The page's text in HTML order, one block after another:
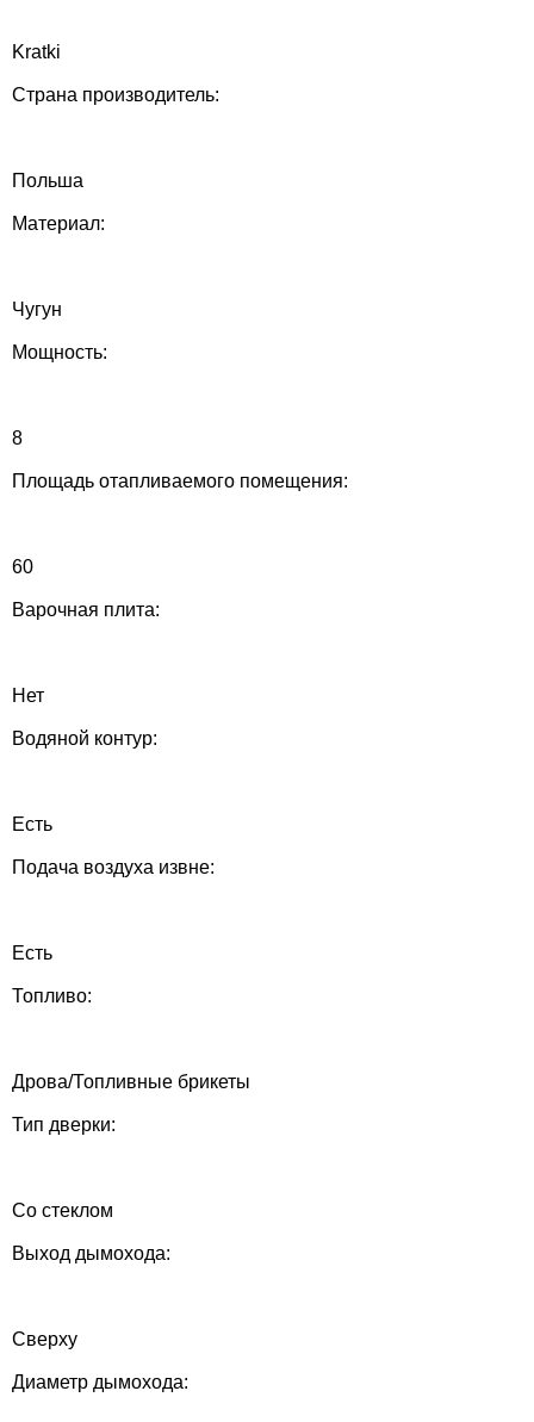
Kratki
Страна производитель:
Польша
Материал:
Чугун
Мощность:
8
Площадь отапливаемого помещения:
60
Варочная плита:
Нет
Водяной контур:
Есть
Подача воздуха извне:
Есть
Топливо:
Дрова/Топливные брикеты
Тип дверки:
Со стеклом
Выход дымохода:
Сверху
Диаметр дымохода: